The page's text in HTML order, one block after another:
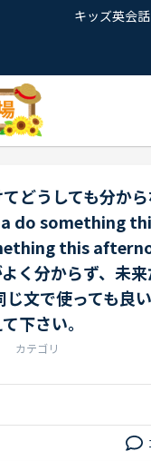
キッズ英会話
どうしても分か
do something
this
く分からず、未
文で使っても良
下さい。
カテゴリ